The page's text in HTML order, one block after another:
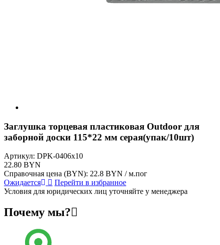
Заглушка торцевая пластиковая Outdoor для
заборной доски 115*22 мм серая(упак/10шт)
Артикул: DPK-0406x10
22.80 BYN
Справочная цена (BYN): 22.8 BYN / м.пог
Ожидается
Перейти в избранное
Условия для юридических лиц уточняйте у менеджера
Почему мы?